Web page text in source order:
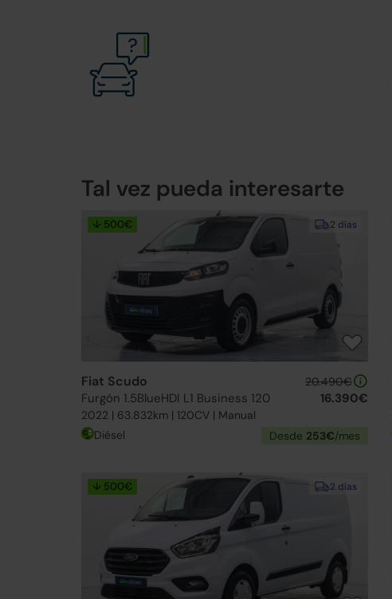
Tal vez pueda interesarte
2 días
↓ 500€
Fiat Scudo
Furgón 1.5BlueHDI L1 Business 120
2022 | 63.832km | 120CV | Manual
20.490€
16.390€
Diésel Desde 253€/mes
2 días
↓ 500€